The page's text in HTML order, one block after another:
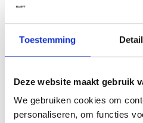
Toestemming
Deze website maakt gebruik
We gebruiken cookies om
personaliseren, om functies
De premium geur combineert frisse
Hoe gebruik ik dit product?